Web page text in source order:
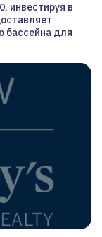
инвестируя в
бассейна для